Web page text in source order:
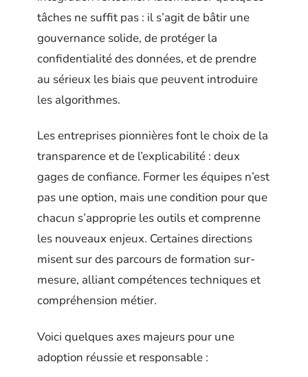
tâches ne suffit pas : il s’agit de bâtir une
gouvernance solide, de protéger la
confidentialité des données, et de prendre
au sérieux les biais que peuvent introduire
les algorithmes.
Les entreprises pionnières font le choix de la
transparence et de l’explicabilité : deux
gages de confiance. Former les équipes n’est
pas une option, mais une condition pour que
chacun s’approprie les outils et comprenne
les nouveaux enjeux. Certaines directions
misent sur des parcours de formation sur-
mesure, alliant compétences techniques et
compréhension métier.
Voici quelques axes majeurs pour une
adoption réussie et responsable :